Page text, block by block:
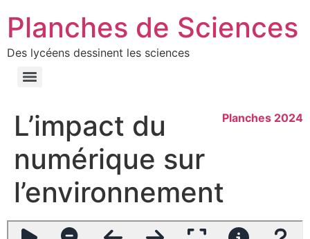
Planches de Sciences
Des lycéens dessinent les sciences
Planches 2024
L’impact du
numérique sur
l’environnement